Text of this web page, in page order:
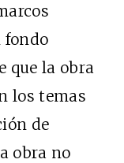
fondo
que la obra
los temas
de
obra no